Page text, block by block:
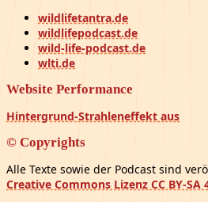
wildlifetantra.de
wildlifepodcast.de
wild-life-podcast.de
wlti.de
Website Performance
Hintergrund-Strahleneffekt aus
© Copyrights
Alle Texte sowie der Podcast sind
Creative Commons Lizenz CC BY-SA